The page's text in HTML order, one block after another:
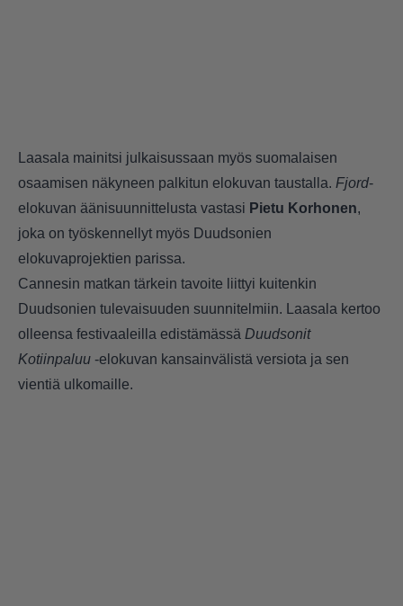
Laasala mainitsi julkaisussaan myös suomalaisen
osaamisen näkyneen palkitun elokuvan taustalla. Fjord-
elokuvan äänisuunnittelusta vastasi Pietu Korhonen,
joka on työskennellyt myös Duudsonien
elokuvaprojektien parissa.
Cannesin matkan tärkein tavoite liittyi kuitenkin
Duudsonien tulevaisuuden suunnitelmiin. Laasala kertoo
olleensa festivaaleilla edistämässä Duudsonit
Kotiinpaluu -elokuvan kansainvälistä versiota ja sen
vientiä ulkomaille.